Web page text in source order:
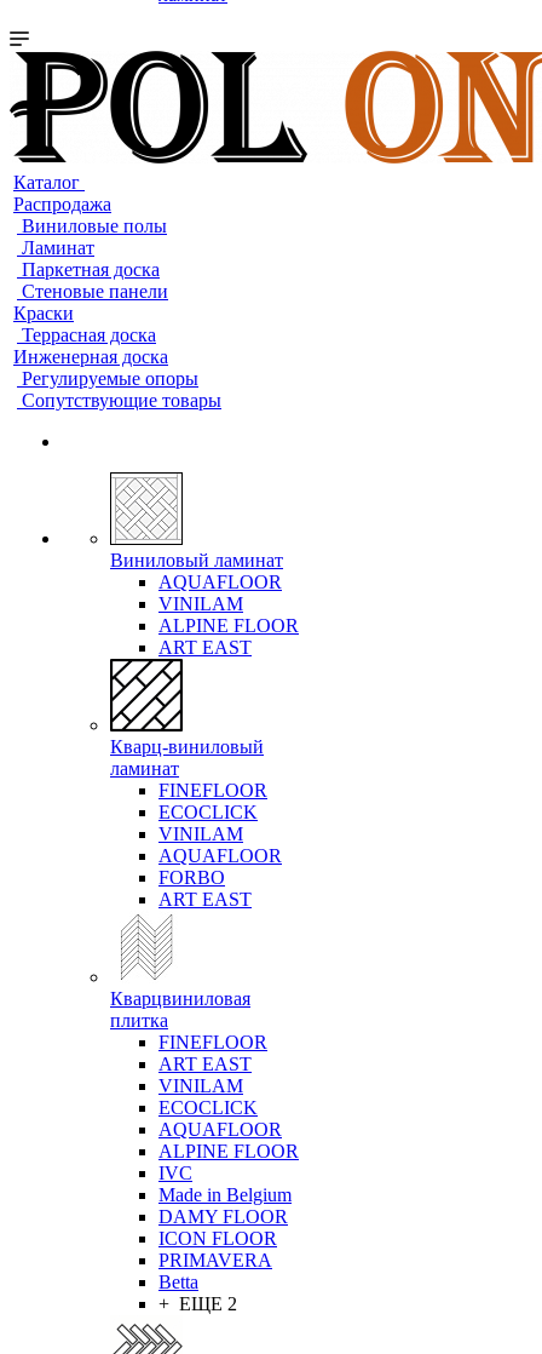
Каталог
Распродажа
Виниловые полы
Ламинат
Паркетная доска
Стеновые панели
Краски
Террасная доска
Инженерная доска
Регулируемые опоры
Сопутствующие товары
Виниловый ламинат
AQUAFLOOR
VINILAM
ALPINE FLOOR
ART EAST
Кварц-виниловый
ламинат
FINEFLOOR
ECOCLICK
VINILAM
AQUAFLOOR
FORBO
ART EAST
Кварцвиниловая
плитка
FINEFLOOR
ART EAST
VINILAM
ECOCLICK
AQUAFLOOR
ALPINE FLOOR
IVC
Made in Belgium
DAMY FLOOR
ICON FLOOR
PRIMAVERA
Betta
+ ЕЩЕ 2